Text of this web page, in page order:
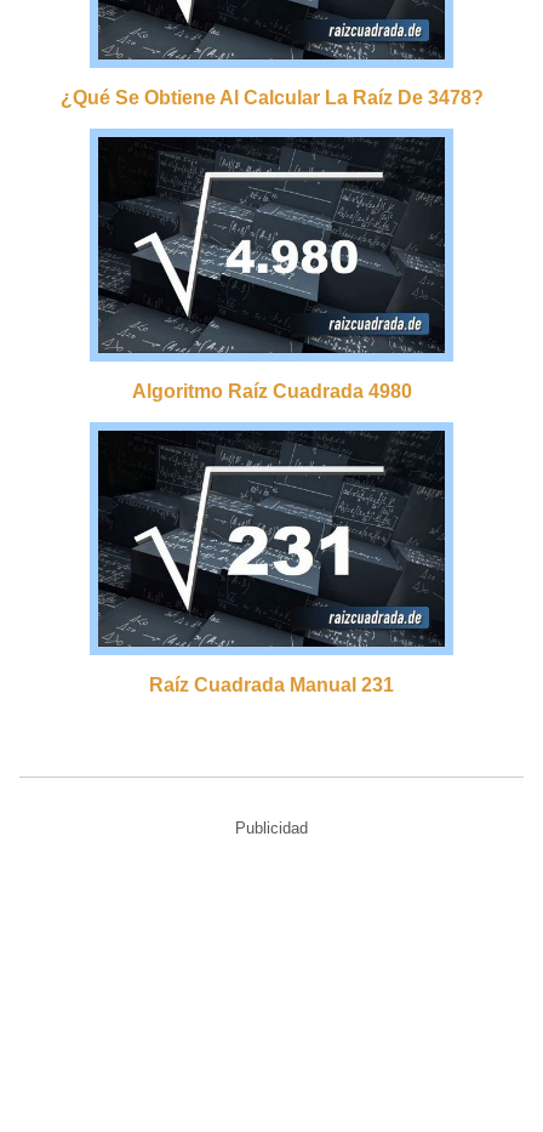
¿qué Se Obtiene Al Calcular La Raíz De 3478?
Algoritmo Raíz Cuadrada 4980
Raíz Cuadrada Manual 231
Publicidad